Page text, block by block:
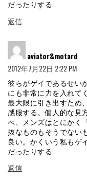
だったりする…
返信
aviator&motard
2012年7月22日 2:22 PM
彼らがゲイであるせい
にも非常に力を入れて
最大限に引き出すため
感服する。個人的な見
べ、メンズはとにかく
抜なものもそうでない
良い。かくいう私もゲ
だったりする…
返信